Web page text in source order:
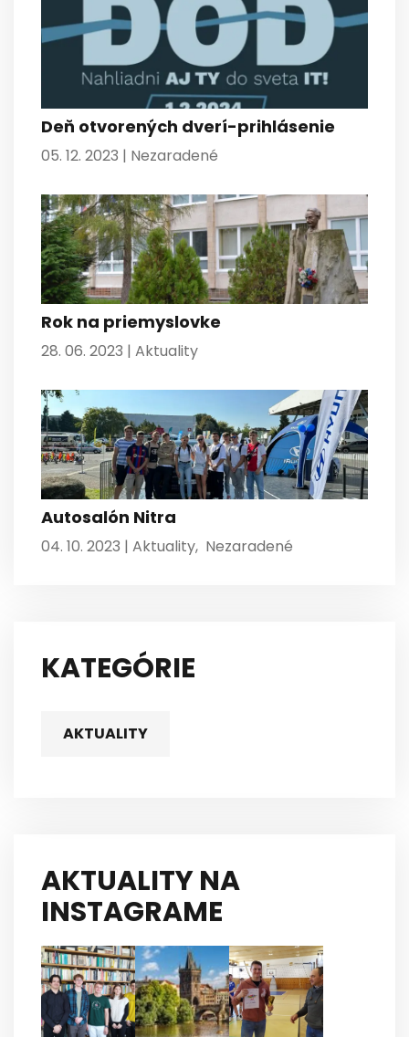
Deň otvorených dverí-prihlásenie
05. 12. 2023 | Nezaradené
Rok na priemyslovke
28. 06. 2023 | Aktuality
Autosalón Nitra
04. 10. 2023 | Aktuality, Nezaradené
KATEGÓRIE
AKTUALITY
AKTUALITY NA
INSTAGRAME